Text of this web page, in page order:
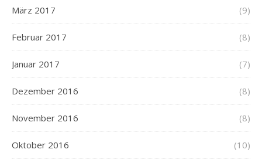
März 2017 (9)
Februar 2017 (8)
Januar 2017 (7)
Dezember 2016 (8)
November 2016 (8)
Oktober 2016 (10)